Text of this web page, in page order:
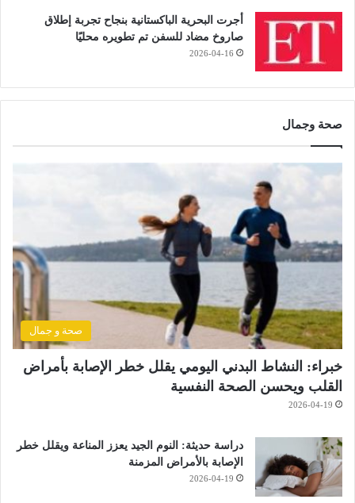
أجرت البحرية الباكستانية بنجاح تجربة إطلاق
صاروخ مضاد للسفن تم تطويره محليًا
2026-04-16
صحة وجمال
صحة و جمال
خبراء: النشاط البدني اليومي يقلل خطر الإصابة بأمراض
القلب ويحسن الصحة النفسية
2026-04-19
دراسة حديثة: النوم الجيد يعزز المناعة ويقلل خطر
الإصابة بالأمراض المزمنة
2026-04-19